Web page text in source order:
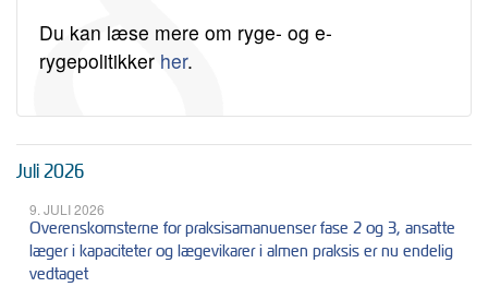
Du kan læse mere om ryge- og e-
rygepolitikker her.
Juli 2026
9. JULI 2026
Overenskomsterne for praksisamanuenser fase 2 og 3, ansatte
læger i kapaciteter og lægevikarer i almen praksis er nu endelig
vedtaget